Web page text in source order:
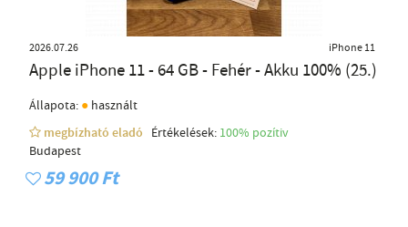
2026.07.26 iPhone 11
Apple iPhone 11 - 64 GB - Fehér - Akku 100% (25.)
Állapota: ● használt
megbízható eladó
Értékelések: 100% pozítiv
Budapest
59 900 Ft